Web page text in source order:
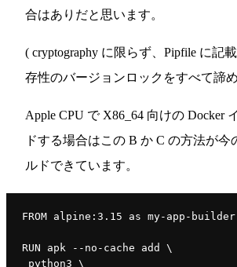
合はありだと思います。
( cryptography に限らず、Pipfile に記
存性のバージョンロックをすべて諦
Apple CPU で X86_64 向けの Docker
ドする場合はこの B か C の方法が今
ルドできています。
FROM alpine:3.15 as my-app-builder
RUN apk --no-cache add \
python3 \